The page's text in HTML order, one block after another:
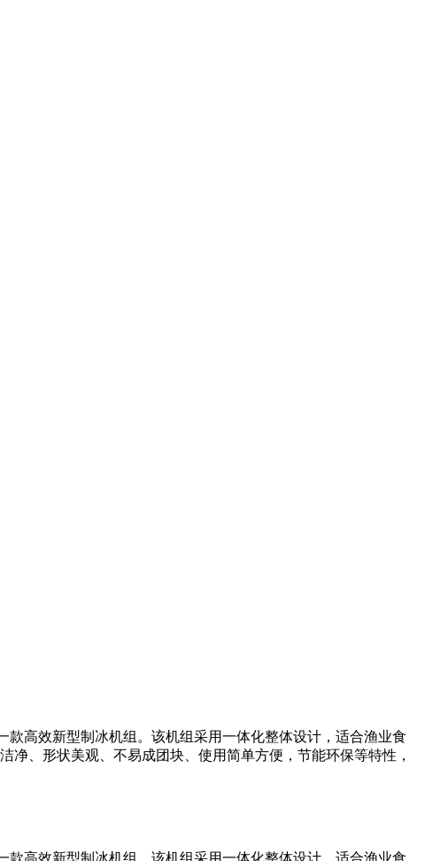
高效新型制冰机组。该机组采用一体化整体设计，适合渔业食
、形状美观、不易成团块、使用简单方便，节能环保等特性，